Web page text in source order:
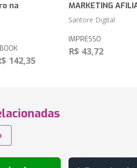
na
142,35
MARKETING
Santore Digital
IMPRESSO
R$ 43,72